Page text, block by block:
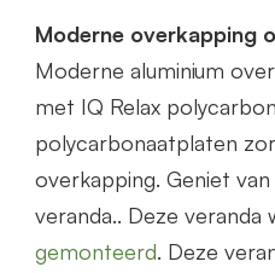
Moderne overkapping
Moderne aluminium
met IQ Relax
polycarbonaatplaten
overkapping. Geniet
veranda.. Deze
gemonteerd. Deze